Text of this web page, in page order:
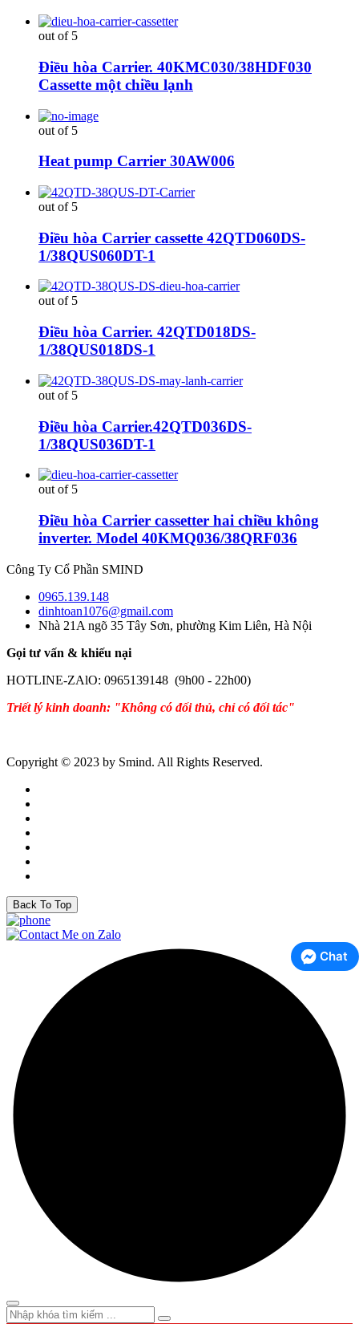
out of 5
Điều hòa Carrier. 40KMC030/38HDF030
Cassette một chiều lạnh
out of 5
Heat pump Carrier 30AW006
out of 5
Điều hòa Carrier cassette 42QTD060DS-
1/38QUS060DT-1
out of 5
Điều hòa Carrier. 42QTD018DS-
1/38QUS018DS-1
out of 5
Điều hòa Carrier.42QTD036DS-
1/38QUS036DT-1
out of 5
Điều hòa Carrier cassetter hai chiều không
inverter. Model 40KMQ036/38QRF036
Công Ty Cổ Phần SMIND
0965.139.148
dinhtoan1076@gmail.com
Nhà 21A ngõ 35 Tây Sơn, phường Kim Liên, Hà Nội
Gọi tư vấn & khiếu nại
HOTLINE-ZAlO: 0965139148 (9h00 - 22h00)
Triết lý kinh doanh: "Không có đối thủ, chỉ có đối tác"
Copyright © 2023 by Smind. All Rights Reserved.
Back To Top
Chat